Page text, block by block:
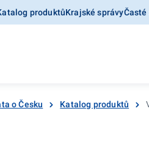
produktůKrajské správyČasté
o Česku Katalog produktů